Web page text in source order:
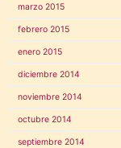
marzo 2015
febrero 2015
enero 2015
diciembre 2014
noviembre 2014
octubre 2014
septiembre 2014